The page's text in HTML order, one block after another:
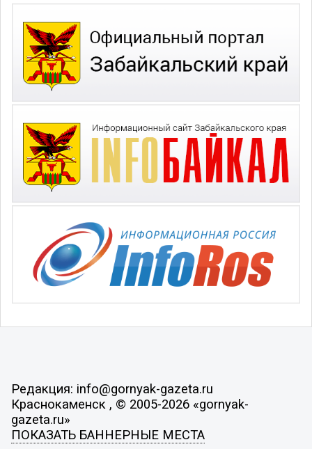
Редакция: info@gornyak-gazeta.ru
Краснокаменск , © 2005-2026 «gornyak-
gazeta.ru»
ПОКАЗАТЬ БАННЕРНЫЕ МЕСТА